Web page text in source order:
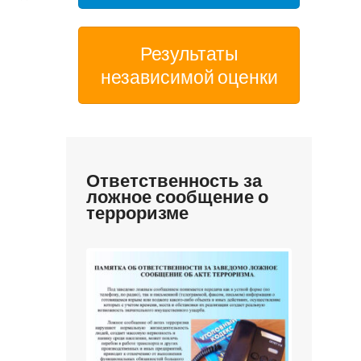
Результаты
независимой оценки
Ответственность за
ложное сообщение о
терроризме